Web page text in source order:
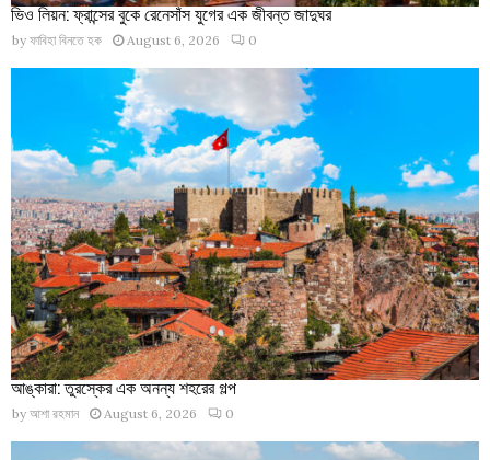
ভিও লিয়ন: ফ্রান্সের বুকে রেনেসাঁস যুগের এক জীবন্ত জাদুঘর
by ফাবিহা বিনতে হক August 6, 2026 0
আঙ্কারা: তুরস্কের এক অনন্য শহরের গল্প
by আশা রহমান August 6, 2026 0